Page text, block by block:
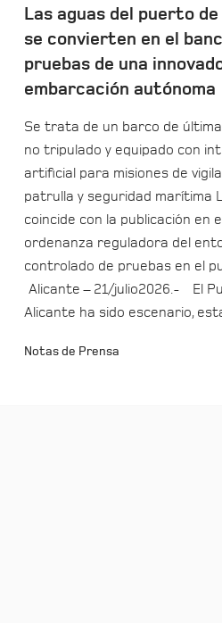
Las aguas del puerto
se convierten en el
pruebas de una
embarcación autónoma
Se trata de un barco de
no tripulado y equipado con
artificial para misiones de
patrulla y seguridad marítima
coincide con la publicación en
ordenanza reguladora del
controlado de pruebas en el
Alicante – 21/julio2026.- El
Alicante ha sido escenario,
Notas de Prensa